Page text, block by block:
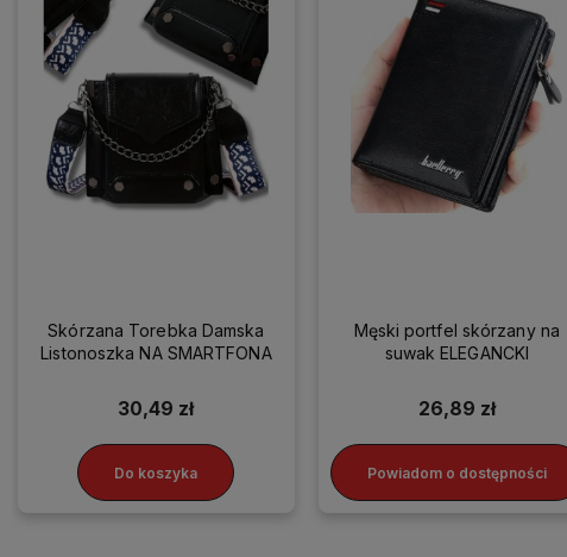
Skórzana Torebka Damska
Listonoszka NA SMARTFONA
30,49 zł
Do koszyka
Męski portfel skórzany na
suwak ELEGANCKI
26,89 zł
Powiadom o dostępności